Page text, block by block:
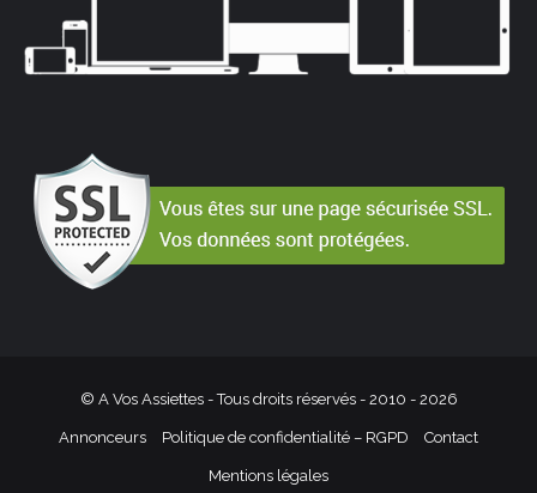
© A Vos Assiettes - Tous droits réservés - 2010 - 2026
Annonceurs Politique de confidentialité – RGPD Contact
Mentions légales